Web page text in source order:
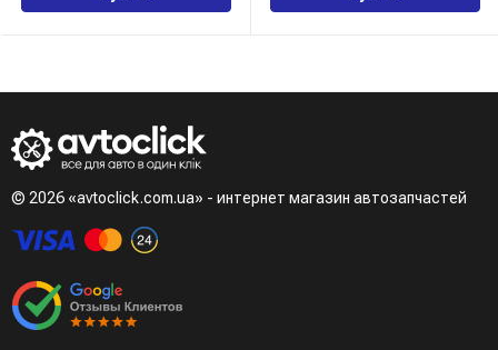
© 2026 «avtoclick.com.ua» - интернет магазин автозапчастей